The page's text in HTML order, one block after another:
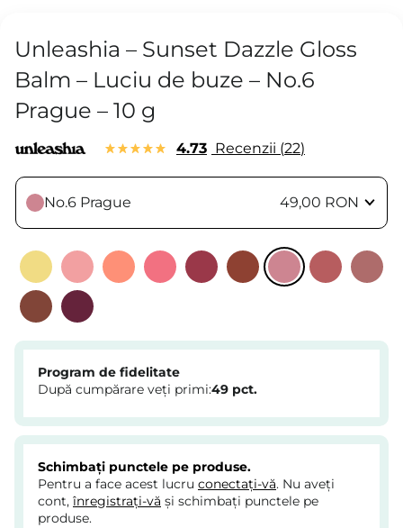
Unleashia – Sunset Dazzle Gloss
Balm – Luciu de buze – No.6
Prague – 10 g
4.73 Recenzii 22
No.6 Prague 49,00 RON
Program de fidelitate
După cumpărare veți primi:49 pct.
Schimbați punctele pe produse.
Pentru a face acest lucru conectați-vă. Nu aveți
cont, înregistrați-vă și schimbați punctele pe
produse.